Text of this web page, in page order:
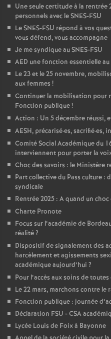
Une seule certitude à la rentrée
personnels avec le SNES-FSU
Le SNES-FSU répond à vos
vous défend, vous accompagne
Je me syndique au SNES-FSU
AED une fonction essentielle
Le 23 et le 25 novembre,
aux femmes !
Continuer la mobilisation pour
Fonction publique!
Action : Un 5 décembre réussi,
AESH, précarisé·es, sacrifié·es,
Comité Social Académique du
interviennent pour porter la
Choc des savoirs : le Ministère
Part collective du Pass culture :
syndicale
Rentrée 2025 : A quand un
Charte Pronote
Focus sur l’académie de
réalité?
Dispositif de signalement des
harcèlement et agissements
académique aujourd’hui ?
Pour l’accès aux soins de
Le 22 mars, marchons contre le
Fonction publique : journée
Déclaration FSU - CSA
Lycée Louis de Foix à Bayonne